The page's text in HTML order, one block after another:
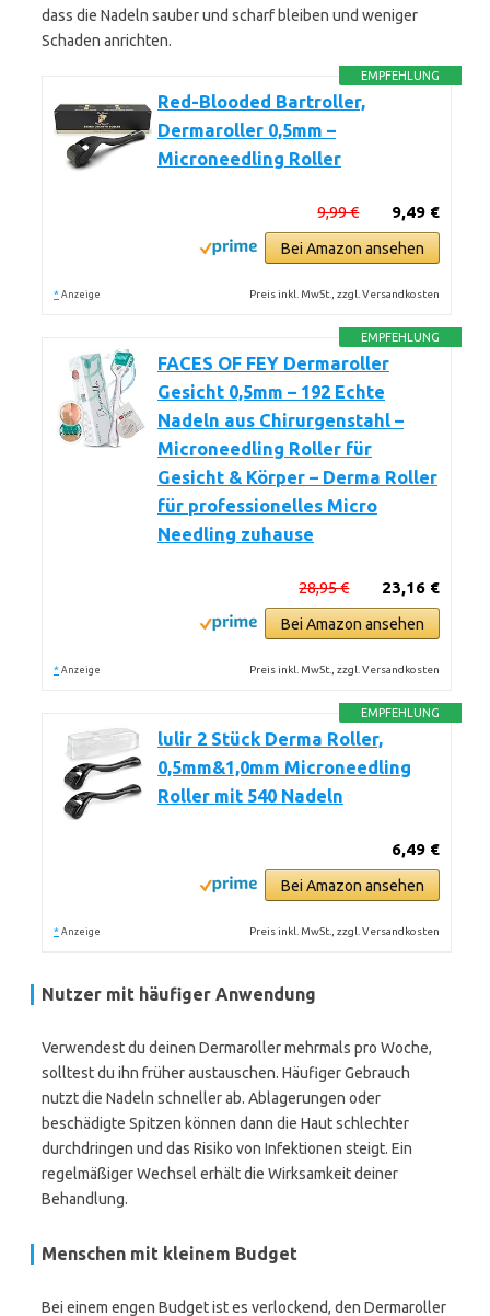
dass die Nadeln sauber und scharf bleiben und weniger
Schaden anrichten.
EMPFEHLUNG
Red-Blooded Bartroller,
Dermaroller 0,5mm –
Microneedling Roller
9,49 €
9,99 €
Bei Amazon ansehen
* Anzeige Preis inkl. MwSt., zzgl. Versandkosten
EMPFEHLUNG
FACES OF FEY Dermaroller
Gesicht 0,5mm – 192 Echte
Nadeln aus Chirurgenstahl –
Microneedling Roller für
Gesicht & Körper – Derma Roller
für professionelles Micro
Needling zuhause
23,16 €
28,95 €
Bei Amazon ansehen
* Anzeige Preis inkl. MwSt., zzgl. Versandkosten
EMPFEHLUNG
lulir 2 Stück Derma Roller,
0,5mm&1,0mm Microneedling
Roller mit 540 Nadeln
6,49 €
Bei Amazon ansehen
* Anzeige Preis inkl. MwSt., zzgl. Versandkosten
Nutzer mit häufiger Anwendung
Verwendest du deinen Dermaroller mehrmals pro Woche,
solltest du ihn früher austauschen. Häufiger Gebrauch
nutzt die Nadeln schneller ab. Ablagerungen oder
beschädigte Spitzen können dann die Haut schlechter
durchdringen und das Risiko von Infektionen steigt. Ein
regelmäßiger Wechsel erhält die Wirksamkeit deiner
Behandlung.
Menschen mit kleinem Budget
Bei einem engen Budget ist es verlockend, den Dermaroller